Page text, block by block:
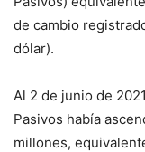
de cambio
dólar).
Al 2 de junio de
Pasivos había
millones,